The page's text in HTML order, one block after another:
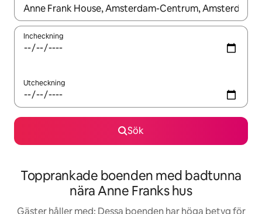
När resultaten är tillgängliga kan du navigera med upp- och
Incheckning
Utcheckning
Sök
Topprankade boenden med badtunna
nära Anne Franks hus
Gäster håller med: Dessa boenden har höga betyg för